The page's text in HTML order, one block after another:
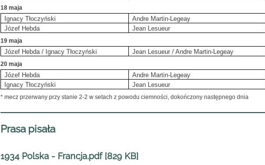
18 maja
Ignacy Tłoczyński Andre Martin-Legeay
Józef Hebda
Jean Lesueur
19 maja
Józef Hebda / Ignacy Tłoczyński Jean Lesueur / Andre Martin-Legeay
20 maja
Józef Hebda Andre Martin-Legeay
Ignacy Tłoczyński
Jean Lesueur
* mecz przerwany przy stanie 2-2 w setach z powodu ciemności, dokończony następnego dnia
Prasa pisała
1934 Polska - Francja.pdf [829 KB]